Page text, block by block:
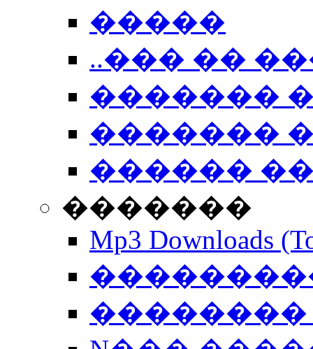
�����
..��� ��
�������
�������
������
�������
Mp3 Downloads
��������